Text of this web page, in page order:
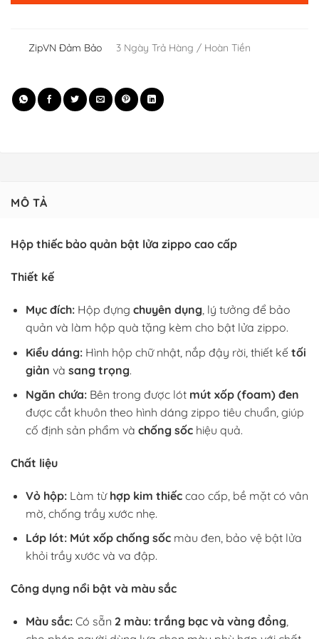
ZipVN Đảm Bảo 3 Ngày Trả Hàng / Hoàn Tiền
MÔ TẢ
Hộp thiếc bảo quản bật lửa zippo cao cấp
Thiết kế
Mục đích:Hộp đựng chuyên dụng , lý tưởng để bảo
quản và làm hộp quà tặng kèm cho bật lửa zippo.
Kiểu dáng:Hình hộp chữ nhật, nắp đậy rời, thiết kế tối
giản và sang trọng.
Ngăn chứa:Bên trong được lót mút xốp (foam) đen
được cắt khuôn theo hình dáng zippo tiêu chuẩn, giúp
cố định sản phẩm và chống sốchiệu quả.
Chất liệu
Vỏ hộp:Làm từ hợp kim thiếccao cấp, bề mặt có vân
mờ, chống trầy xước nhẹ.
Lớp lót: Mút xốp chống sốcmàu đen, bảo vệ bật lửa
khỏi trầy xước và va đập.
Công dụng nổi bật và màu sắc
Màu sắc:Có sẵn 2 màu: trắng bạc và vàng đồng